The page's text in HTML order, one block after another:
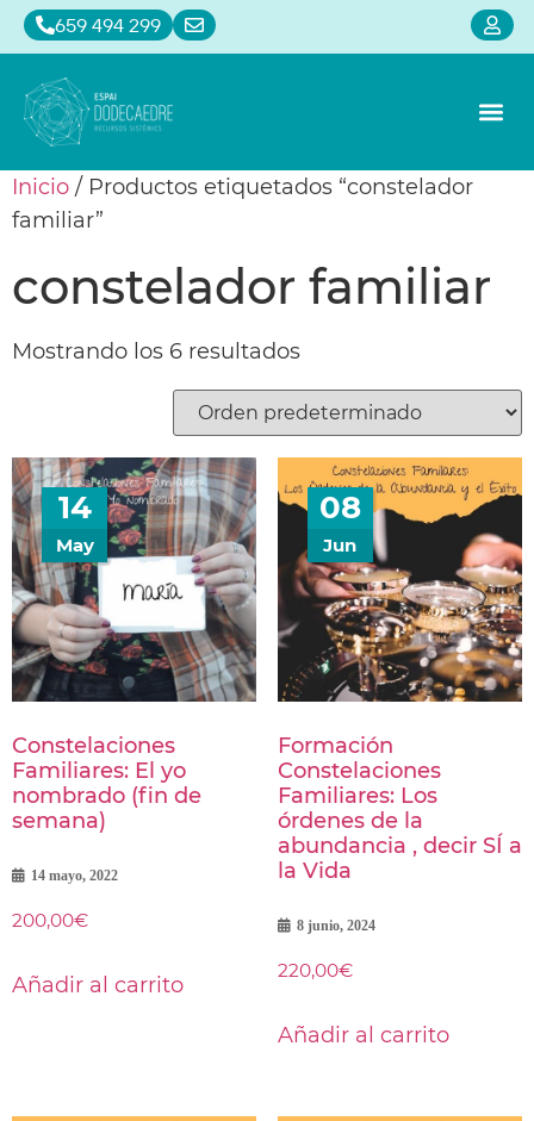
659 494 299
Inicio / Productos etiquetados “constelador
familiar”
constelador familiar
Mostrando los 6 resultados
14
May
Constelaciones
Familiares: El yo
nombrado (fin de
semana)
14 mayo, 2022
200,00€
Añadir al carrito
08
Jun
Formación
Constelaciones
Familiares: Los
órdenes de la
abundancia , decir SÍ a
la Vida
8 junio, 2024
220,00€
Añadir al carrito